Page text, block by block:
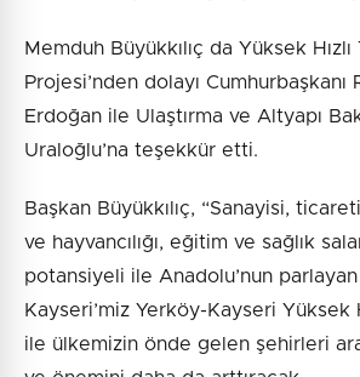
Memduh Büyükkılıç da Yüksek Hızlı
Projesi’nden dolayı
Erdoğan ile Ulaştırma ve Altyapı
Uraloğlu’na teşekkür etti.
Başkan Büyükkılıç, “Sanayisi,
ve hayvancılığı, eğitim ve sağlık
potansiyeli ile Anadolu’nun parlayan
Kayseri’miz Yerköy-Kayseri Yüksek
ile ülkemizin önde gelen şehirleri